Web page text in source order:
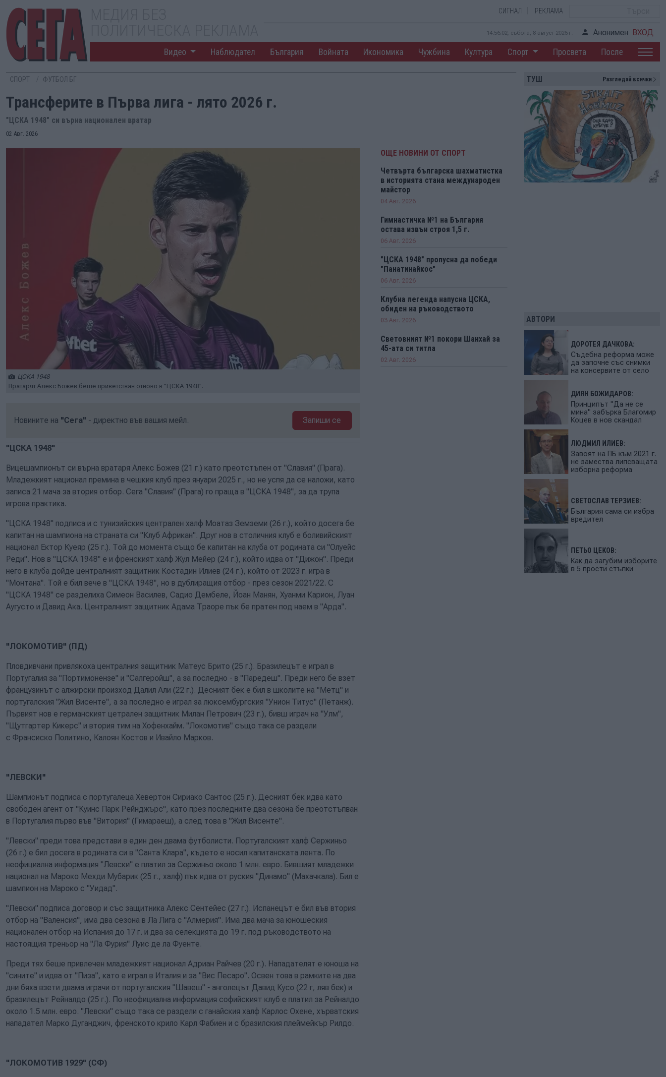
СИГНАЛ РЕКЛАМА
14:56:03, събота, 8 август 2026 г. Анонимен ВХОД
Видео Наблюдател България Войната Икономика Чужбина Култура Спорт Просвета После
СПОРТ ФУТБОЛ БГ
Трансферите в Първа лига - лято 2026 г.
"ЦСКА 1948" си върна национален вратар
02 Авг. 2026
ЦСКА 1948
Вратарят Алекс Божев беше приветстван отново в "ЦСКА 1948".
Новините на "Сега" - директно във вашия мейл. Запиши се
"ЦСКА 1948"
Вицешампионът си върна вратаря Алекс Божев (21 г.) като преотстъпен от "Славия" (Прага).
Младежкият национал премина в чешкия клуб през януари 2025 г., но не успя да се наложи, като
записа 21 мача за втория отбор. Сега "Славия" (Прага) го праща в "ЦСКА 1948", за да трупа
игрова практика.
"ЦСКА 1948" подписа и с тунизийския централен халф Моатаз Земземи (26 г.), който досега бе
капитан на шампиона на страната си "Клуб Африкан". Друг нов в столичния клуб е боливийският
национал Ектор Куеяр (25 г.). Той до момента също бе капитан на клуба от родината си "Олуейс
Реди". Нов в "ЦСКА 1948" е и френският халф Жул Мейер (24 г.), който идва от "Дижон". Преди
него в клуба дойде централният защитник Костадин Илиев (24 г.), който от 2023 г. игра в
"Монтана". Той е бил вече в "ЦСКА 1948", но в дублиращия отбор - през сезон 2021/22. С
"ЦСКА 1948" се разделиха Симеон Василев, Садио Дембеле, Йоан Манян, Хуанми Карион, Луан
Аугусто и Давид Ака. Централният защитник Адама Траоре пък бе пратен под наем в "Арда".
"ЛОКОМОТИВ" (ПД)
Пловдивчани привлякоха централния защитник Матеус Брито (25 г.). Бразилецът е играл в
Португалия за "Портимонензе" и "Салгеройш", а за последно - в "Паредеш". Преди него бе взет
французинът с алжирски произход Далил Али (22 г.). Десният бек е бил в школите на "Метц" и
португалския "Жил Висенте", а за последно е играл за люксембургския "Унион Титус" (Петанж).
Първият нов е германският цетрален защитник Милан Петрович (23 г.), бивш играч на "Улм",
"Щутгартер Кикерс" и втория тим на Хофенхайм. "Локомотив" също така се раздели
с Франсиско Политино, Калоян Костов и Ивайло Марков.
"ЛЕВСКИ"
Шампионът подписа с португалеца Хевeртон Сириако Сантос (25 г.). Десният бек идва като
свободен агент от "Куинс Парк Рейнджърс", като през последните два сезона бе преотстъпван
в Португалия първо във "Витория" (Гимараеш), а след това в "Жил Висенте".
"Левски" преди това представи в един ден двама футболисти. Португалският халф Сержиньо
(26 г.) е бил досега в родината си в "Санта Клара", където е носил капитанската лента. По
неофициална информация "Левски" е платил за Сержиньо около 1 млн. евро. Бившият младежки
национал на Мароко Мехди Мубарик (25 г., халф) пък идва от руския "Динамо" (Махачкала). Бил е
шампион на Мароко с "Уидад".
"Левски" подписа договор и със защитника Алекс Сентейес (27 г.). Испанецът е бил във втория
отбор на "Валенсия", има два сезона в Ла Лига с "Алмерия". Има два мача за юношеския
национален отбор на Испания до 17 г. и два за селекцията до 19 г. под ръководството на
настоящия треньор на "Ла Фурия" Луис де ла Фуенте.
Преди тях беше привлечен младежкият национал Адриан Райчев (20 г.). Нападателят е юноша на
"сините" и идва от "Пиза", като е играл в Италия и за "Вис Песаро". Освен това в рамките на два
дни бяха взети двама играчи от португалския "Шавеш" - анголецът Давид Кусо (22 г, ляв бек) и
бразилецът Рейналдо (25 г.). По неофициална информация софийският клуб е платил за Рейналдо
около 1.5 млн. евро. "Левски" също така се раздели с ганайския халф Карлос Охене, хърватския
нападател Марко Дуганджич, френското крило Карл Фабиен и с бразилския плеймейкър Рилдо.
"ЛОКОМОТИВ 1929" (СФ)
ОЩЕ НОВИНИ ОТ СПОРТ
Четвърта българска шахматистка
в историята стана международен
майстор
04 Авг. 2026
Гимнастичка №1 на България
остава извън строя 1,5 г.
06 Авг. 2026
"ЦСКА 1948" пропусна да победи
"Панатинайкос"
06 Авг. 2026
Клубна легенда напусна ЦСКА,
обиден на ръководството
03 Авг. 2026
Световният №1 покори Шанхай за
45-ата си титла
02 Авг. 2026
ТУШ Разгледай всички
АВТОРИ
ДОРОТЕЯ ДАЧКОВА:
Съдебна реформа може
да започне със снимки
на консервите от село
ДИЯН БОЖИДАРОВ:
Принципът "Да не се
мина" забърка Благомир
Коцев в нов скандал
ЛЮДМИЛ ИЛИЕВ:
Завоят на ПБ към 2021 г.
не замества липсващата
изборна реформа
СВЕТОСЛАВ ТЕРЗИЕВ:
България сама си избра
вредител
ПЕТЬО ЦЕКОВ:
Как да загубим изборите
в 5 прости стъпки